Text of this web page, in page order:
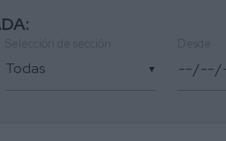
▼